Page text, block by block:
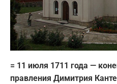
= 11 июля 1711 года —
правления Димитрия